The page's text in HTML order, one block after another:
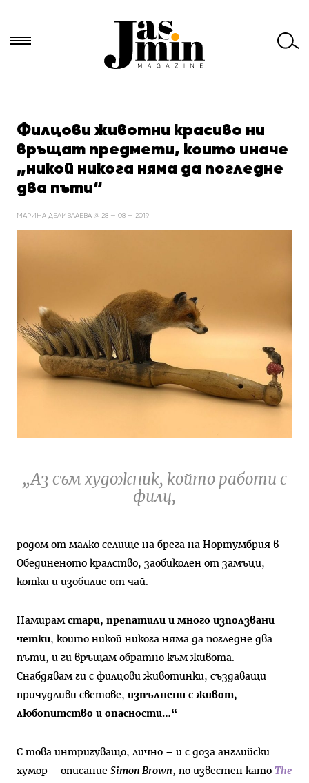
за:Филцови животни красиво ни
връщат предмети, които иначе
„никой никога няма да погледне
два пъти“
МАРИНА ДЕЛИВЛАЕВА @ 28 — 08 — 2019
„Аз съм художник, който работи с
филц,
родом от малко селище на брега на Нортумбрия в
Обединеното кралство, заобиколен от замъци,
котки и изобилие от чай.
Намирам стари, препатили и много използвани
четки, които никой никога няма да погледне два
пъти, и ги връщам обратно към живота.
Снабдявам ги с филцови животинки, създаващи
причудливи светове, изпълнени с живот,
любопитство и опасности…“
С това интригуващо, лично – и с доза английски
хумор – описание Simon Brown, по известен като The